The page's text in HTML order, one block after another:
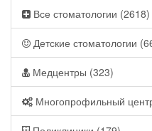
Все стоматологии (2618)
Детские стоматологии
Медцентры (323)
Многопрофильный